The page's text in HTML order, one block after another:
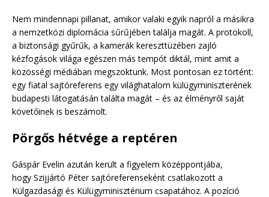
Nem mindennapi pillanat, amikor valaki egyik napról a másikra
a nemzetközi diplomácia sűrűjében találja magát. A protokoll,
a biztonsági gyűrűk, a kamerák kereszttüzében zajló
kézfogások világa egészen más tempót diktál, mint amit a
közösségi médiában megszoktunk. Most pontosan ez történt:
egy fiatal sajtóreferens egy világhatalom külügyminiszterének
budapesti látogatásán találta magát – és az élményről saját
követőinek is beszámolt.
Pörgős hétvége a reptéren
Gáspár Evelin azután került a figyelem középpontjába,
hogy Szijjártó Péter sajtóreferenseként csatlakozott a
Külgazdasági és Külügyminisztérium csapatához. A pozíció